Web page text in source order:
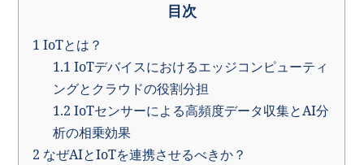
目次
1 IoTとは？
1.1 IoTデバイスにおけるエッジコンピューティ
ングとクラウドの役割分担
1.2 IoTセンサーによる高頻度データ収集とAI分
析の相乗効果
2 なぜAIとIoTを連携させるべきか？